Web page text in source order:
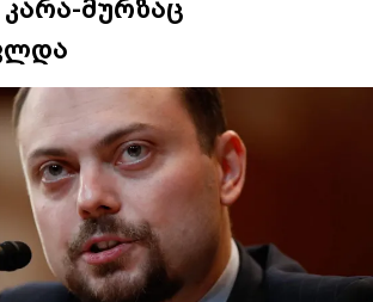
მურზაც